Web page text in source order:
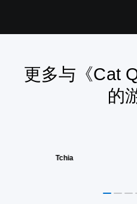
更多与《Cat
的
Tchia